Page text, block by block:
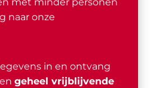
naar onze
in en ontvang
geheel vrijblijvende